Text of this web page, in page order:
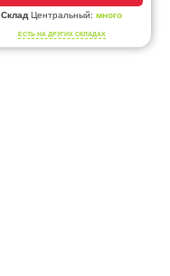
СкладЦентральный: много
ЕСТЬ НА ДРУГИХ СКЛАДАХ